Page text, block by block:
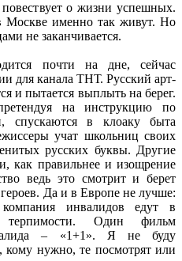
о жизни успешных.
именно так живут. Но
не заканчивается.
почти на дне, сейчас
для канала ТНТ. Русский арт-
и пытается выплыть на берег.
на инструкцию по
спускаются в клоаку быта
учат школьниц своих
русских буквы. Другие
как правильнее и изощрение
ведь это смотрит и берет
Да и в Европе не лучше:
инвалидов едут в
терпимости. Один фильм
– «1+1». Я не буду
кому нужно, те посмотрят или